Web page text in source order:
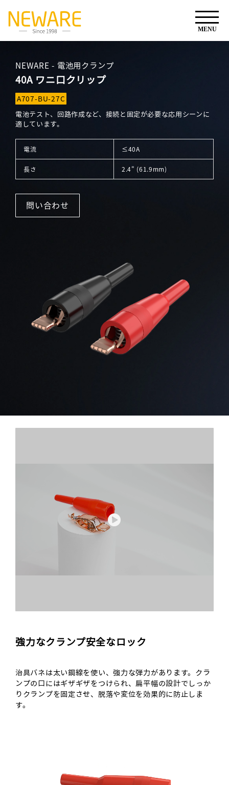
NEWARE - 電池用クランプ
40A ワニ口クリップ
A707-BU-27C
電池テスト、回路作成など、接続と固定が必要な応用シーンに
適しています。
電流 ≤40A
長さ 2.4" (61.9mm)
問い合わせ
強力なクランプ安全なロック
治具バネは太い鋼線を使い、強力な弾力があります。クラ
ンプの口にはギザギザをつけられ、扁平幅の設計でしっか
りクランプを固定させ、脱落や変位を効果的に防止しま
す。